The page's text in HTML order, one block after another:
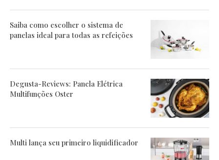
Saiba como escolher o sistema de
panelas ideal para todas as refeições
Degusta-Reviews: Panela Elétrica
Multifunções Oster
Multi lança seu primeiro liquidificador